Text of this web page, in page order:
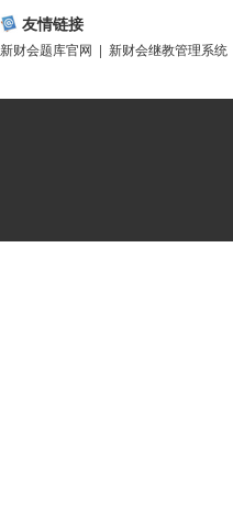
友情链接
新财会题库官网 | 新财会继教管理系统